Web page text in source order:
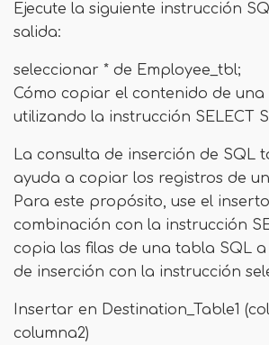
Ejecute la siguiente instrucción
salida:
seleccionar * de Employee_tbl;
Cómo copiar el contenido de
utilizando la instrucción SELECT
La consulta de inserción de SQL
ayuda a copiar los registros de
Para este propósito, use el
combinación con la instrucción
copia las filas de una tabla SQL
de inserción con la instrucción
Insertar en Destination_Table1
columna2)